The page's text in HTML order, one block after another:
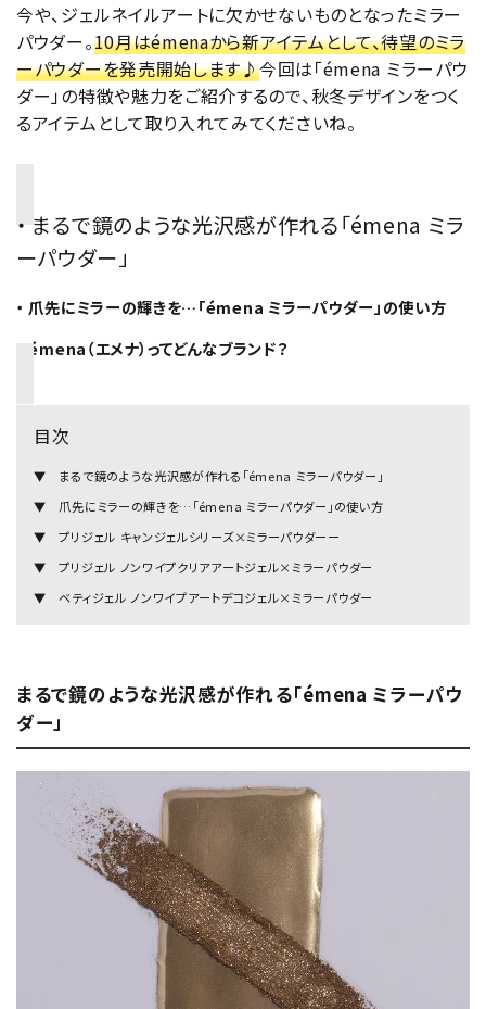
今や、ジェルネイルアートに欠かせないものとなったミラー
パウダー。10月はémenaから新アイテムとして、待望のミラ
ーパウダーを発売開始します♪今回は「émena ミラーパウ
ダー」の特徴や魅力をご紹介するので、秋冬デザインをつく
るアイテムとして取り入れてみてくださいね。
・ まるで鏡のような光沢感が作れる「émena ミラ
ーパウダー」
・ 爪先にミラーの輝きを…「émena ミラーパウダー」の使い方
・ émena（エメナ）ってどんなブランド？
目次
▼ まるで鏡のような光沢感が作れる「émena ミラーパウダー」
▼ 爪先にミラーの輝きを…「émena ミラーパウダー」の使い方
▼ プリジェル キャンジェルシリーズ×ミラーパウダーー
▼ プリジェル ノンワイプクリアアートジェル×ミラーパウダー
▼ ベティジェル ノンワイプアートデコジェル×ミラーパウダー
まるで鏡のような光沢感が作れる「émena ミラーパウ
ダー」